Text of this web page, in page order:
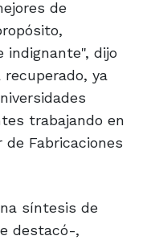
de
indignante", dijo
ya
trabajando en
Fabricaciones
síntesis de
destacó-,